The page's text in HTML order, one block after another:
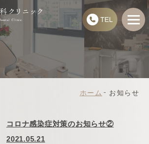
ホーム お知らせ
コロナ感染症対策のお知らせ②
2021.05.21